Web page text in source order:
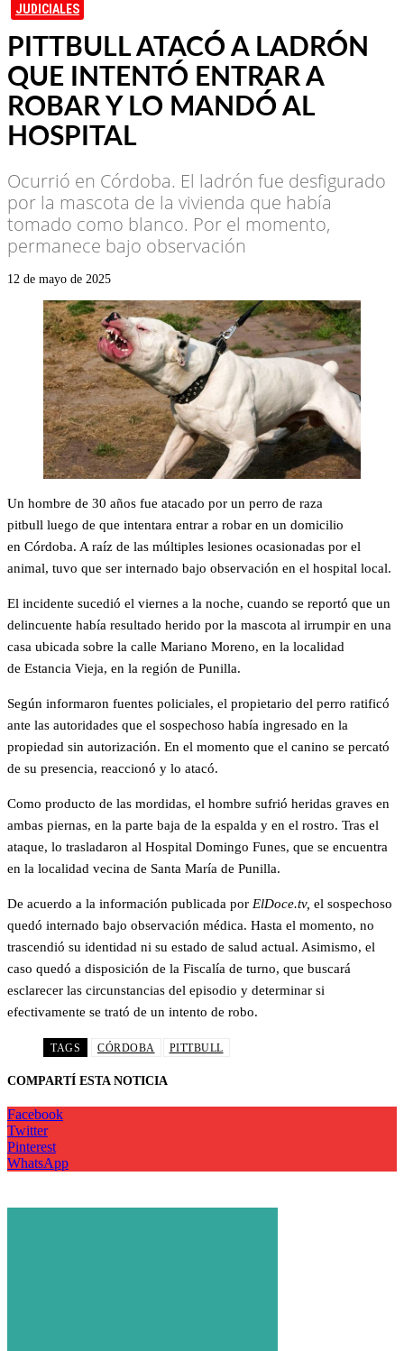
JUDICIALES
PITTBULL ATACÓ A LADRÓN
QUE INTENTÓ ENTRAR A
ROBAR Y LO MANDÓ AL
HOSPITAL
Ocurrió en Córdoba. El ladrón fue desfigurado
por la mascota de la vivienda que había
tomado como blanco. Por el momento,
permanece bajo observación
12 de mayo de 2025
Un hombre de 30 años fue atacado por un perro de raza
pitbull luego de que intentara entrar a robar en un domicilio
en Córdoba. A raíz de las múltiples lesiones ocasionadas por el
animal, tuvo que ser internado bajo observación en el hospital local.
El incidente sucedió el viernes a la noche, cuando se reportó que un
delincuente había resultado herido por la mascota al irrumpir en una
casa ubicada sobre la calle Mariano Moreno, en la localidad
de Estancia Vieja, en la región de Punilla.
Según informaron fuentes policiales, el propietario del perro ratificó
ante las autoridades que el sospechoso había ingresado en la
propiedad sin autorización. En el momento que el canino se percató
de su presencia, reaccionó y lo atacó.
Como producto de las mordidas, el hombre sufrió heridas graves en
ambas piernas, en la parte baja de la espalda y en el rostro. Tras el
ataque, lo trasladaron al Hospital Domingo Funes, que se encuentra
en la localidad vecina de Santa María de Punilla.
De acuerdo a la información publicada por ElDoce.tv, el sospechoso
quedó internado bajo observación médica. Hasta el momento, no
trascendió su identidad ni su estado de salud actual. Asimismo, el
caso quedó a disposición de la Fiscalía de turno, que buscará
esclarecer las circunstancias del episodio y determinar si
efectivamente se trató de un intento de robo.
TAGS CÓRDOBA PITTBULL
COMPARTÍ ESTA NOTICIA
Facebook
Twitter
Pinterest
WhatsApp